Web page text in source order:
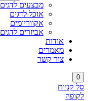
מבצעים לדגים
אוכל לדגים
אקווריומים
אביזרים לדגים
אודות
מאמרים
צור קשר
0
סל קניות
לקופה